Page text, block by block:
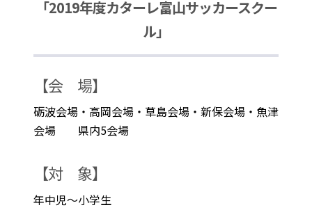
「2019年度カターレ富山サッカースクー
ル」
【会 場】
砺波会場・高岡会場・草島会場・新保会場・魚津
会場 県内5会場
【対 象】
年中児～小学生